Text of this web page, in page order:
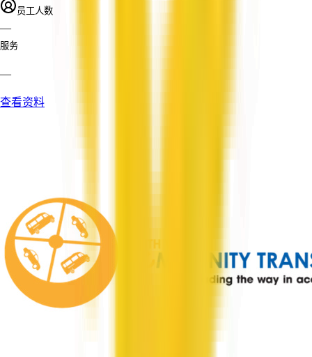
员工人数
—
服务
—
查看资料